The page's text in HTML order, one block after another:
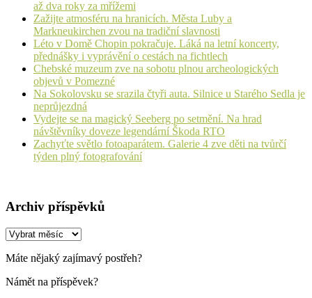
až dva roky za mřížemi
Zažijte atmosféru na hranicích. Města Luby a
Markneukirchen zvou na tradiční slavnosti
Léto v Domě Chopin pokračuje. Láká na letní koncerty,
přednášky i vyprávění o cestách na fichtlech
Chebské muzeum zve na sobotu plnou archeologických
objevů v Pomezné
Na Sokolovsku se srazila čtyři auta. Silnice u Starého Sedla je
neprůjezdná
Vydejte se na magický Seeberg po setmění. Na hrad
návštěvníky doveze legendární Škoda RTO
Zachyťte světlo fotoaparátem. Galerie 4 zve děti na tvůrčí
týden plný fotografování
Archiv příspěvků
Archiv
Máte nějaký zajímavý postřeh?
Námět na příspěvek?